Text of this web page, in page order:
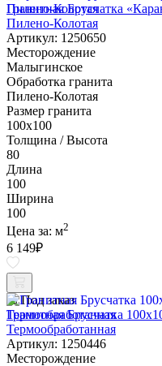
Гранитная Брусчатка
Пилено-Колотая
Артикул: 1250650
Месторождение
Малыгинское
Обработка гранита
Пилено-Колотая
Размер гранита
100х100
Толщина / Высота
80
Длина
100
Ширина
100
Цена за: м2
6 149₽
Под заказ
Гранитная Брусчатка
Термообработанная
Артикул: 1250446
Месторождение